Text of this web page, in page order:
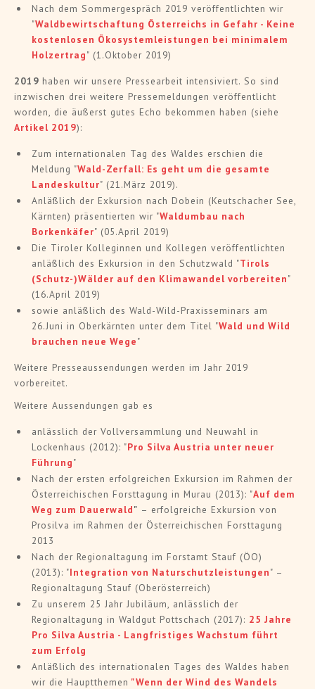
Nach dem Sommergespräch 2019 veröffentlichten wir
"Waldbewirtschaftung Österreichs in Gefahr - Keine
kostenlosen Ökosystemleistungen bei minimalem
Holzertrag" (1.Oktober 2019)
2019 haben wir unsere Pressearbeit intensiviert. So sind
inzwischen drei weitere Pressemeldungen veröffentlicht
worden, die äußerst gutes Echo bekommen haben (siehe
Artikel 2019):
Zum internationalen Tag des Waldes erschien die
Meldung "Wald-Zerfall: Es geht um die gesamte
Landeskultur" (21.März 2019).
Anläßlich der Exkursion nach Dobein (Keutschacher See,
Kärnten) präsentierten wir "Waldumbau nach
Borkenkäfer" (05.April 2019)
Die Tiroler Kolleginnen und Kollegen veröffentlichten
anläßlich des Exkursion in den Schutzwald "Tirols
(Schutz-)Wälder auf den Klimawandel vorbereiten"
(16.April 2019)
sowie anläßlich des Wald-Wild-Praxisseminars am
26.Juni in Oberkärnten unter dem Titel "Wald und Wild
brauchen neue Wege"
Weitere Presseaussendungen werden im Jahr 2019
vorbereitet.
Weitere Aussendungen gab es
anlässlich der Vollversammlung und Neuwahl in
Lockenhaus (2012): "Pro Silva Austria unter neuer
Führung"
Nach der ersten erfolgreichen Exkursion im Rahmen der
Österreichischen Forsttagung in Murau (2013): "Auf dem
Weg zum Dauerwald" – erfolgreiche Exkursion von
Prosilva im Rahmen der Österreichischen Forsttagung
2013
Nach der Regionaltagung im Forstamt Stauf (ÖO)
(2013): "Integration von Naturschutzleistungen" –
Regionaltagung Stauf (Oberösterreich)
Zu unserem 25 Jahr Jubiläum, anlässlich der
Regionaltagung in Waldgut Pottschach (2017): 25 Jahre
Pro Silva Austria - Langfristiges Wachstum führt
zum Erfolg
Anläßlich des internationalen Tages des Waldes haben
wir die Hauptthemen "Wenn der Wind des Wandels